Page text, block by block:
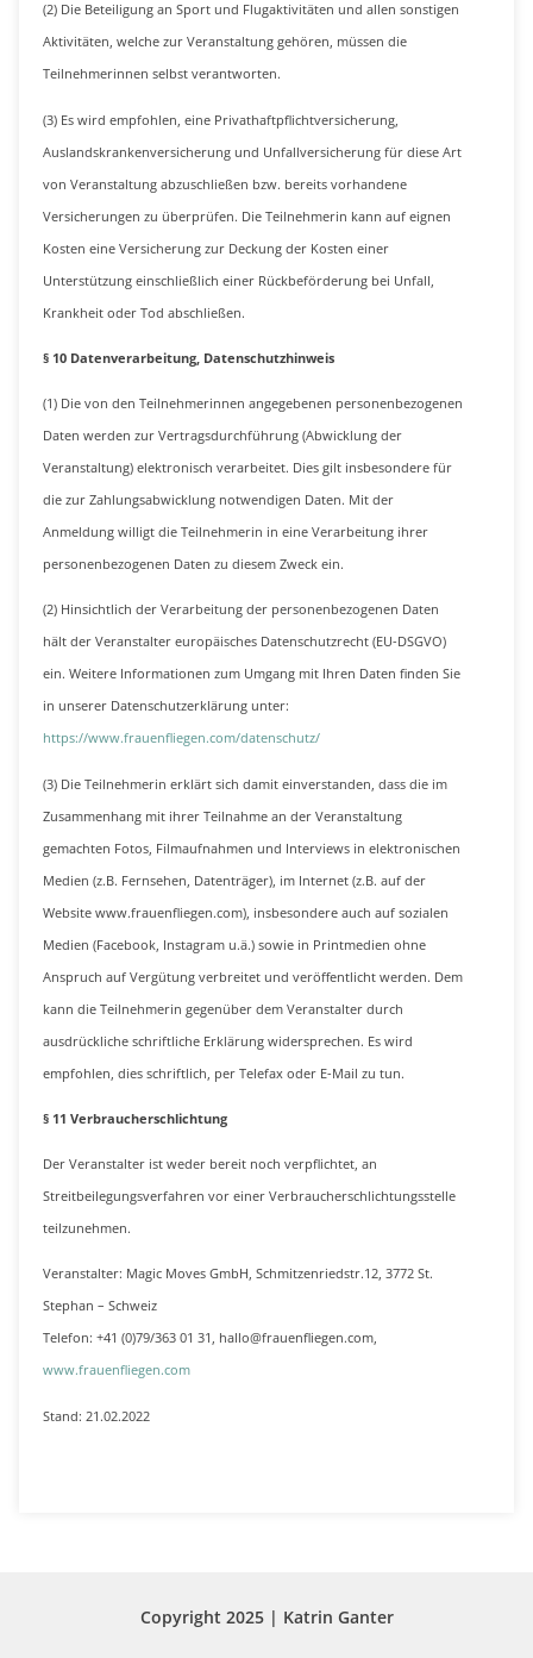
(2) Die Beteiligung an Sport und Flugaktivitäten und allen sonstigen
Aktivitäten, welche zur Veranstaltung gehören, müssen die
Teilnehmerinnen selbst verantworten.
(3) Es wird empfohlen, eine Privathaftpflichtversicherung,
Auslandskrankenversicherung und Unfallversicherung für diese Art
von Veranstaltung abzuschließen bzw. bereits vorhandene
Versicherungen zu überprüfen. Die Teilnehmerin kann auf eignen
Kosten eine Versicherung zur Deckung der Kosten einer
Unterstützung einschließlich einer Rückbeförderung bei Unfall,
Krankheit oder Tod abschließen.
§ 10 Datenverarbeitung, Datenschutzhinweis
(1) Die von den Teilnehmerinnen angegebenen personenbezogenen
Daten werden zur Vertragsdurchführung (Abwicklung der
Veranstaltung) elektronisch verarbeitet. Dies gilt insbesondere für
die zur Zahlungsabwicklung notwendigen Daten. Mit der
Anmeldung willigt die Teilnehmerin in eine Verarbeitung ihrer
personenbezogenen Daten zu diesem Zweck ein.
(2) Hinsichtlich der Verarbeitung der personenbezogenen Daten
hält der Veranstalter europäisches Datenschutzrecht (EU-DSGVO)
ein. Weitere Informationen zum Umgang mit Ihren Daten finden Sie
in unserer Datenschutzerklärung unter:
https://www.frauenfliegen.com/datenschutz/
(3) Die Teilnehmerin erklärt sich damit einverstanden, dass die im
Zusammenhang mit ihrer Teilnahme an der Veranstaltung
gemachten Fotos, Filmaufnahmen und Interviews in elektronischen
Medien (z.B. Fernsehen, Datenträger), im Internet (z.B. auf der
Website www.frauenfliegen.com), insbesondere auch auf sozialen
Medien (Facebook, Instagram u.ä.) sowie in Printmedien ohne
Anspruch auf Vergütung verbreitet und veröffentlicht werden. Dem
kann die Teilnehmerin gegenüber dem Veranstalter durch
ausdrückliche schriftliche Erklärung widersprechen. Es wird
empfohlen, dies schriftlich, per Telefax oder E-Mail zu tun.
§ 11 Verbraucherschlichtung
Der Veranstalter ist weder bereit noch verpflichtet, an
Streitbeilegungsverfahren vor einer Verbraucherschlichtungsstelle
teilzunehmen.
Veranstalter: Magic Moves GmbH, Schmitzenriedstr.12, 3772 St.
Stephan – Schweiz
Telefon: +41 (0)79/363 01 31, hallo@frauenfliegen.com,
www.frauenfliegen.com
Stand: 21.02.2022
Copyright 2025 | Katrin Ganter